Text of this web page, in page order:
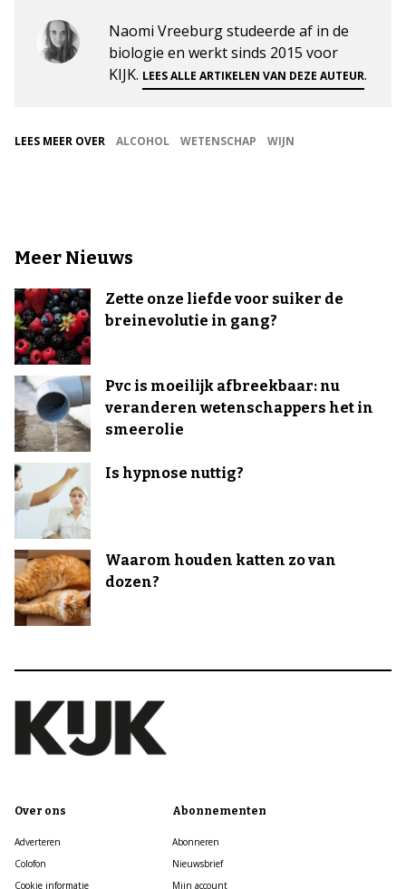
Naomi Vreeburg studeerde af in de
biologie en werkt sinds 2015 voor
KIJK. LEES ALLE ARTIKELEN VAN DEZE AUTEUR.
LEES MEER OVER ALCOHOL WETENSCHAP WIJN
Meer Nieuws
Zette onze liefde voor suiker de
breinevolutie in gang?
Pvc is moeilijk afbreekbaar: nu
veranderen wetenschappers het in
smeerolie
Is hypnose nuttig?
Waarom houden katten zo van
dozen?
Over ons
Adverteren
Colofon
Cookie informatie
Abonnementen
Abonneren
Nieuwsbrief
Mijn account